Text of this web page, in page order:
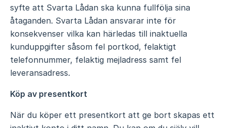
syfte att Svarta Lådan ska kunna fullfölja sina
åtaganden. Svarta Lådan ansvarar inte för
konsekvenser vilka kan härledas till inaktuella
kunduppgifter såsom fel portkod, felaktigt
telefonnummer, felaktig mejladress samt fel
leveransadress.
Köp av presentkort
När du köper ett presentkort att ge bort skapas ett